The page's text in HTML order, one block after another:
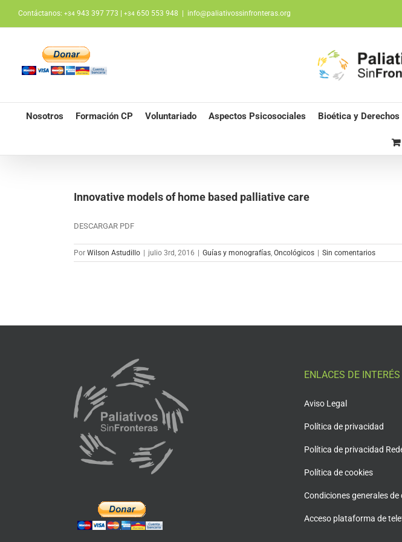
contenido
Contáctanos: +34 943 397 773 | +34 650 553 948 info@paliativossinfronteras.org
Nosotros Formación CP Voluntariado Aspectos Psicosociales Bioética y Derechos
Innovative models of home based palliative care
DESCARGAR PDF
Por Wilson Astudillo | julio 3rd, 2016 | Guías y monografías Oncológicos | Sin comentarios
ENLACES DE INTERÉS
Aviso Legal
Política de privacidad
Política de privacidad
Política de cookies
Condiciones generales
Acceso plataforma de